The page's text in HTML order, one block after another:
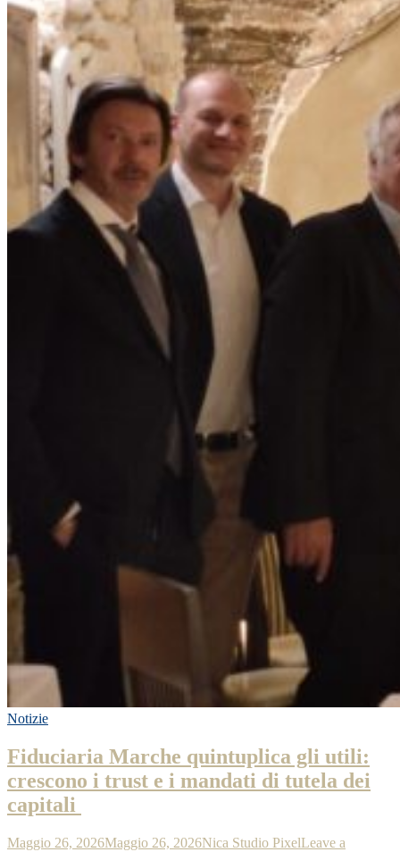
Notizie
Fiduciaria Marche quintuplica gli utili:
crescono i trust e i mandati di tutela dei
capitali
Maggio 26, 2026Maggio 26, 2026Nica Studio PixelLeave a